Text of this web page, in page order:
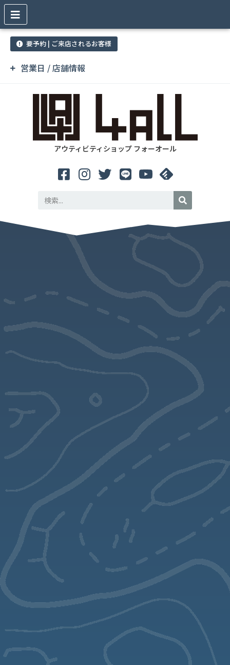
営業日 / 店舗情報
要予約 | ご来店されるお客様
アウティビティショップ フォーオール